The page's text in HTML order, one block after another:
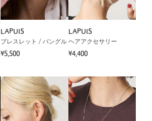
LAPUIS
ブレスレット / バングル
¥5,500
LAPUIS
ヘアアクセサリー
¥4,400